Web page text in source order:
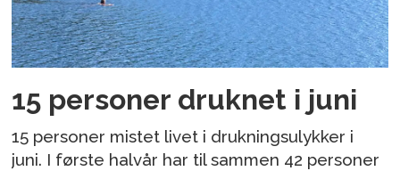
15 personer druknet i juni
15 personer mistet livet i drukningsulykker i
juni. I første halvår har til sammen 42 personer